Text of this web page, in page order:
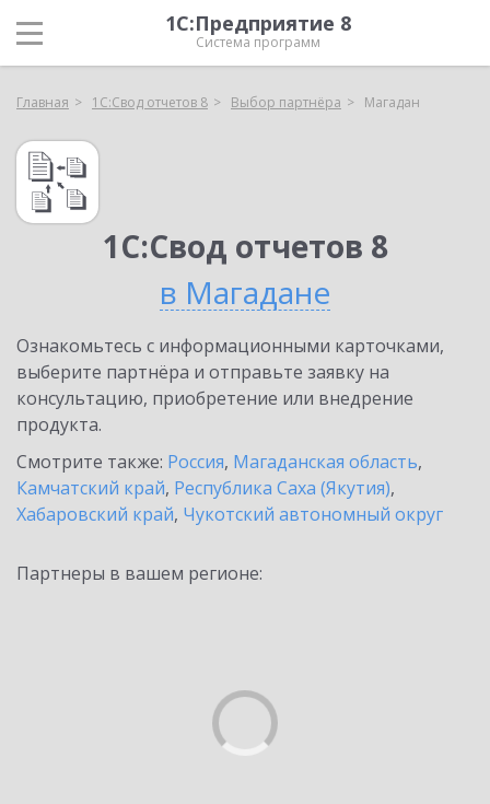
1С:Предприятие 8
Система программ
Главная 1С:Свод отчетов 8 Выбор партнёра Магадан
1С:Свод отчетов 8
в Магадане
Ознакомьтесь с информационными карточками,
выберите партнёра и отправьте заявку на
консультацию, приобретение или внедрение
продукта.
Смотрите также: Россия, Магаданская область,
Камчатский край, Республика Саха (Якутия),
Хабаровский край, Чукотский автономный округ
Партнеры в вашем регионе: